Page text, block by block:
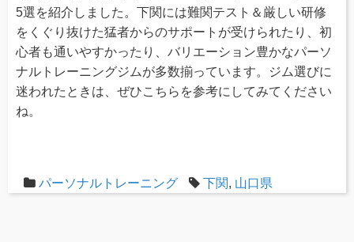
5選を紹介しました。下関には難関テスト＆厳しい研修
をくぐり抜けた猛者からのサポートが受けられたり、初
心者も通いやすかったり、バリエーション豊かなパーソ
ナルトレーニングジムが多数揃っています。ジム選びに
迷われたときは、ぜひこちらを参考にしてみてください
ね。
パーソナルトレーニング 下関, 山口県